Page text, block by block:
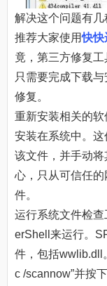
解决这个问题有几
推荐大家使用快快
竟，第三方修复
只需要完成下载
修复。
重新安装相关的
安装在系统中。
该文件，并手动
心，只从可信任
件。
运行系统文件检
erShell来运行。
件，包括wwlib.dll
c /scannow”并按